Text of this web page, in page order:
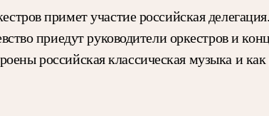
примет участие российская
приедут руководители оркестров и
российская классическая музыка и